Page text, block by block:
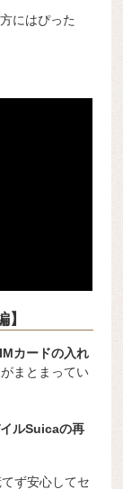
にはぴった
カードの入れ
まとまってい
ルSuicaの再
ず安心してセ